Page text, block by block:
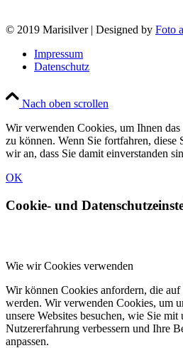
© 2019 Marisilver | Designed by Foto
Impressum
Datenschutz
Nach oben scrollen
Wir verwenden Cookies, um Ihnen das
zu können. Wenn Sie fortfahren, diese
wir an, dass Sie damit einverstanden
OK
Cookie- und
Wie wir Cookies verwenden
Wir können Cookies anfordern, die
werden. Wir verwenden Cookies, um
unsere Websites besuchen, wie Sie mit
Nutzererfahrung verbessern und Ihre
anpassen.